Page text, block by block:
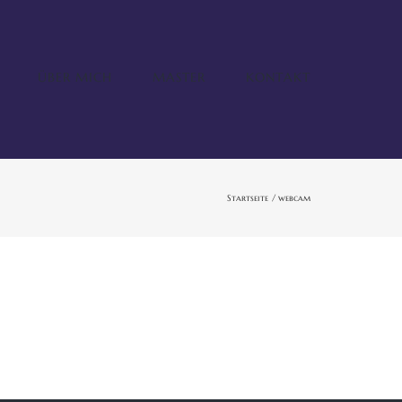
ÜBER MICH MASTER KONTAKT
Startseite webcam